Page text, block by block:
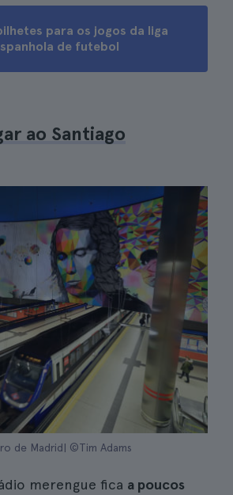
para os jogos da liga
de futebol
ao Santiago
de Madrid| ©Tim Adams
merengue fica a poucos